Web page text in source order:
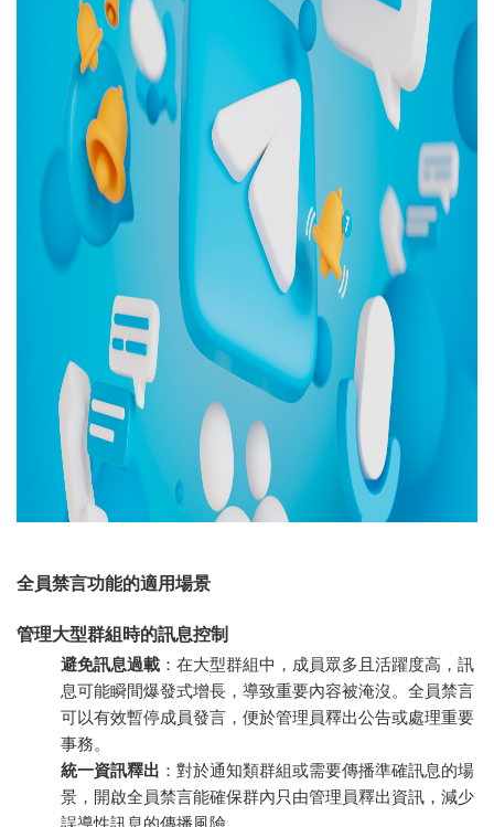
全員禁言功能的適用場景
管理大型群組時的訊息控制
避免訊息過載 ：在大型群組中，成員眾多且活躍度高，訊
息可能瞬間爆發式增長，導致重要內容被淹沒。全員禁言
可以有效暫停成員發言，便於管理員釋出公告或處理重要
事務。
統一資訊釋出 ：對於通知類群組或需要傳播準確訊息的場
景，開啟全員禁言能確保群內只由管理員釋出資訊，減少
誤導性訊息的傳播風險。